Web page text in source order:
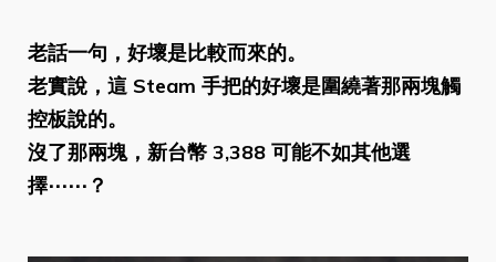
老話一句，好壞是比較而來的。
老實說，這 Steam 手把的好壞是圍繞著那兩塊觸
控板說的。
沒了那兩塊，新台幣 3,388 可能不如其他選
擇⋯⋯？